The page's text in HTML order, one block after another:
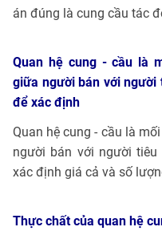
án đúng là cung cầu tác
Quan hệ cung - cầu là
giữa người bán với
để xác định
Quan hệ cung - cầu là
người bán với người
xác định giá cả và số
Thực chất của quan hệ